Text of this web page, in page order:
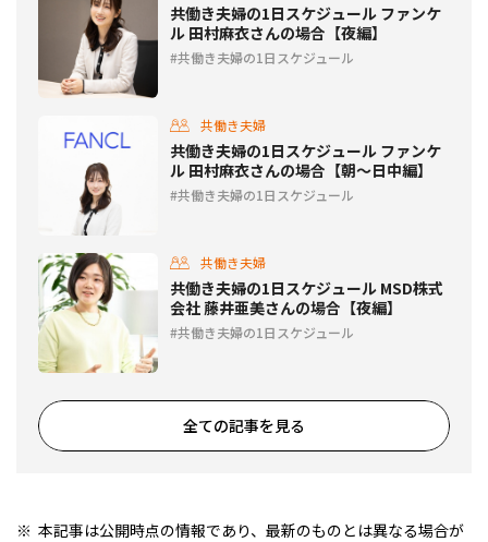
共働き夫婦の1日スケジュール ファンケ
ル 田村麻衣さんの場合【夜編】
共働き夫婦の1日スケジュール
共働き夫婦
共働き夫婦の1日スケジュール ファンケ
ル 田村麻衣さんの場合【朝〜日中編】
共働き夫婦の1日スケジュール
共働き夫婦
共働き夫婦の1日スケジュール MSD株式
会社 藤井亜美さんの場合【夜編】
共働き夫婦の1日スケジュール
全ての記事を見る
本記事は公開時点の情報であり、最新のものとは異なる場合が